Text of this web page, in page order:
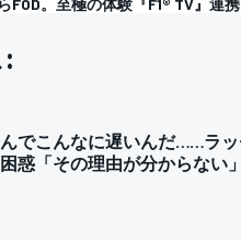
FOD。至極の体験『F1® TV』連
でこんなに遅いんだ……ラ
惑「その理由が分からない」